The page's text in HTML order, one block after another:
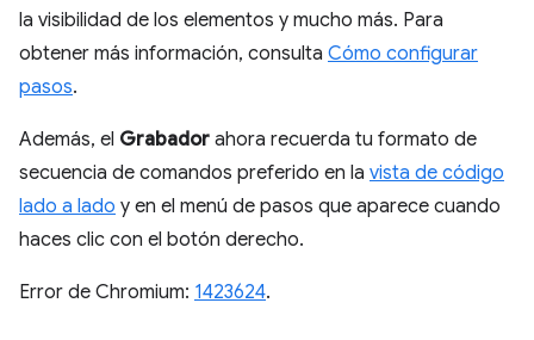
la visibilidad de los elementos y mucho más. Para
obtener más información, consulta Cómo configurar
pasos.
Además, el Grabador ahora recuerda tu formato de
secuencia de comandos preferido en la vista de código
lado a lado y en el menú de pasos que aparece cuando
haces clic con el botón derecho.
Error de Chromium: 1423624.